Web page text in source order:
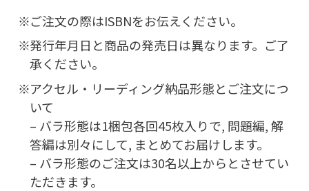
ご注文の際はISBNをお伝えください。
発行年月日と商品の発売日は異なります。ご了
承ください。
アクセル・リーディング納品形態とご注文につ
いて
– バラ形態は1梱包各回45枚入りで, 問題編, 解
答編は別々にして, まとめてお届けします。
– バラ形態のご注文は30名以上からとさせてい
ただきます。